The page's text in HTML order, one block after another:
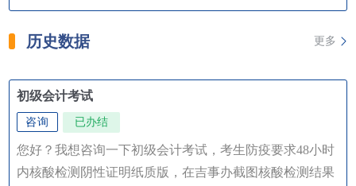
历史数据 更多
初级会计考试
咨询 已办结
您好？我想咨询一下初级会计考试，考生防疫要求48小时
内核酸检测阴性证明纸质版，在吉事办截图核酸检测结果